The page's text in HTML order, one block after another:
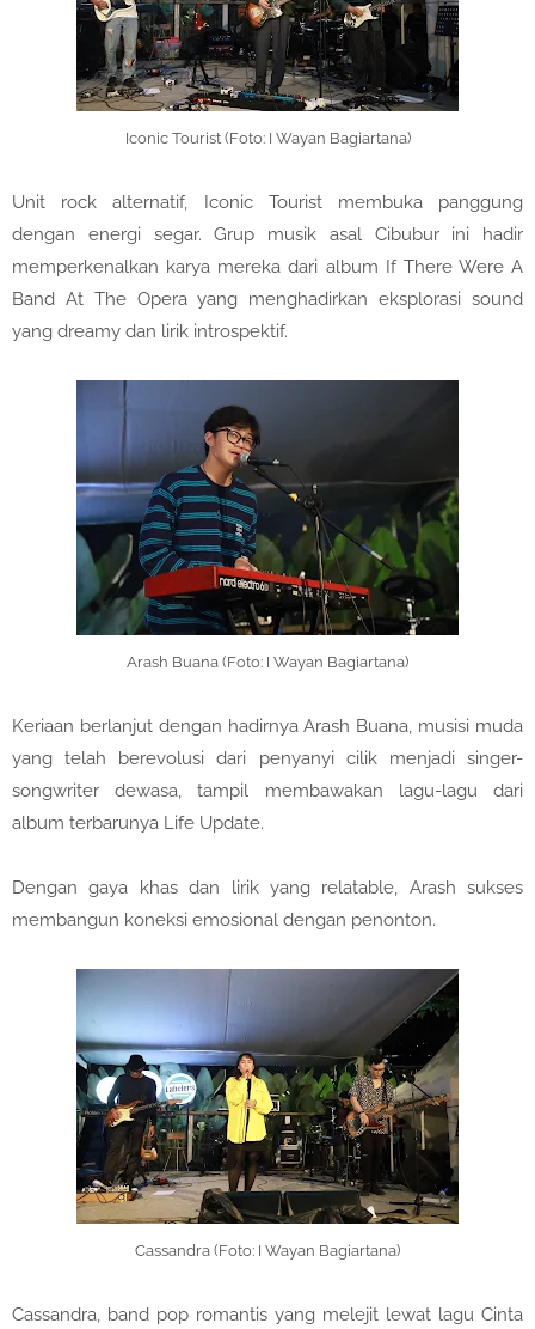
Iconic Tourist (Foto: I Wayan Bagiartana)
Unit rock alternatif, Iconic Tourist membuka panggung
dengan energi segar. Grup musik asal Cibubur ini hadir
memperkenalkan karya mereka dari album If There Were A
Band At The Opera yang menghadirkan eksplorasi sound
yang dreamy dan lirik introspektif.
Arash Buana (Foto: I Wayan Bagiartana)
Keriaan berlanjut dengan hadirnya Arash Buana, musisi muda
yang telah berevolusi dari penyanyi cilik menjadi singer-
songwriter dewasa, tampil membawakan lagu-lagu dari
album terbarunya Life Update.
Dengan gaya khas dan lirik yang relatable, Arash sukses
membangun koneksi emosional dengan penonton.
Cassandra (Foto: I Wayan Bagiartana)
Cassandra, band pop romantis yang melejit lewat lagu Cinta